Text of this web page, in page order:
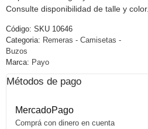
Consulte disponibilidad de talle y color.
Código: SKU 10646
Categoria: Remeras - Camisetas -
Buzos
Marca: Payo
Métodos de pago
MercadoPago
Comprá con dinero en cuenta